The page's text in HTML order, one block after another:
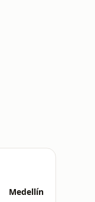
Medellín